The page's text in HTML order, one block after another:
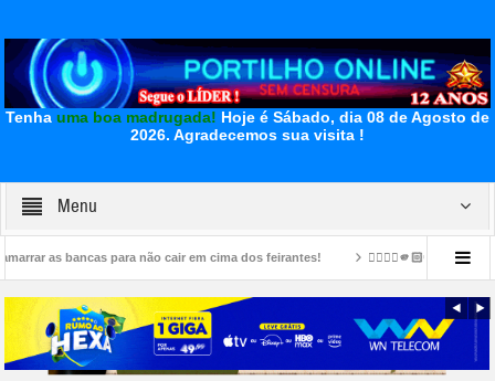
Tenha uma boa madrugada! Hoje é Sábado, dia 08 de Agosto de
2026. Agradecemos sua visita !
Menu
não cair em cima dos feirantes! 👉🏻👎🏻🫵🏻🤔🚧🚨🚔Portilho esse
bambu gemeu 👀🚔🚨😱🚑🚒😂 👉LUTO…⚰😔🕯😪😭FUNERÁRIA SAO
Fecomércio MG para a gestão 2026/2030.